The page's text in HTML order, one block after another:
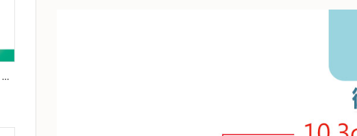
【4D立體韓版】摩戴舒 醫療用口罩 (未滅菌)-魚型口罩純淨白(10片/盒)